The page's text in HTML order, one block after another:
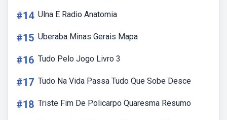
#14 Ulna E Radio Anatomia
#15 Uberaba Minas Gerais Mapa
#16 Tudo Pelo Jogo Livro 3
#17 Tudo Na Vida Passa Tudo Que Sobe Desce
#18 Triste Fim De Policarpo Quaresma Resumo